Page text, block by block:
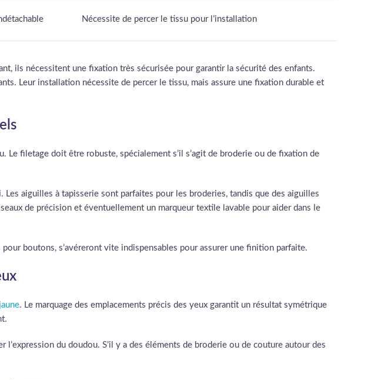
Nécessite de percer le tissu pour l’installation
ils nécessitent une fixation très sécurisée pour garantir la sécurité des enfants.
Leur installation nécessite de percer le tissu, mais assure une fixation durable et
filetage doit être robuste, spécialement s’il s’agit de broderie ou de fixation de
aiguilles à tapisserie sont parfaites pour les broderies, tandis que des aiguilles
de précision et éventuellement un marqueur textile lavable pour aider dans le
boutons, s’avéreront vite indispensables pour assurer une finition parfaite.
. Le marquage des emplacements précis des yeux garantit un résultat symétrique
du doudou. S’il y a des éléments de broderie ou de couture autour des